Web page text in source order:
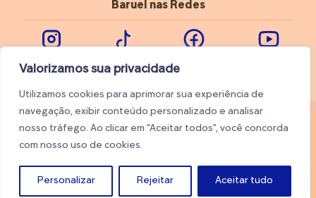
Valorizamos sua privacidade
Utilizamos cookies para aprimorar sua experiência de
navegação, exibir conteúdo personalizado e analisar
nosso tráfego. Ao clicar em “Aceitar todos”, você concorda
com nosso uso de cookies.
Personalizar Rejeitar Aceitar tudo
Baruel nas Redes